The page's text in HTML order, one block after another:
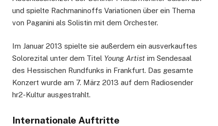
und spielte Rachmaninoffs Variationen über ein Thema
von Paganini als Solistin mit dem Orchester.
Im Januar 2013 spielte sie außerdem ein ausverkauftes
Solorezital unter dem Titel Young Artist im Sendesaal
des Hessischen Rundfunks in Frankfurt. Das gesamte
Konzert wurde am 7. März 2013 auf dem Radiosender
hr2-Kultur ausgestrahlt.
Internationale Auftritte